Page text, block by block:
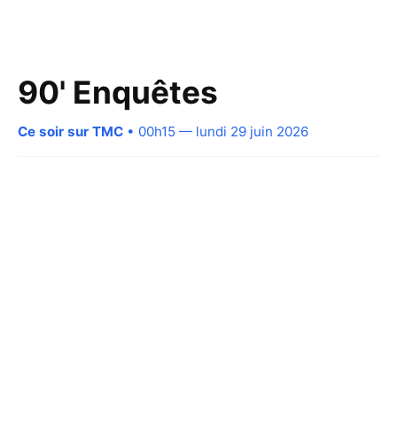
90' Enquêtes
Ce soir sur TMC • 00h15 — lundi 29 juin 2026